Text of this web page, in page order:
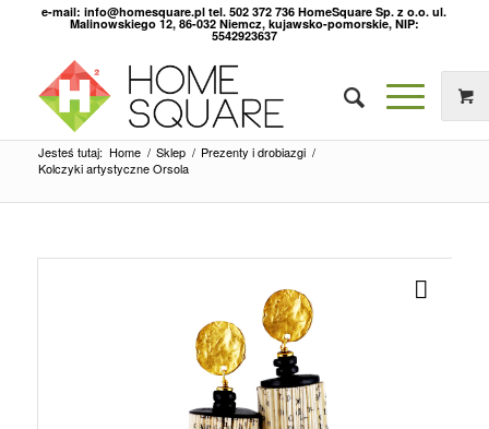
e-mail: info@homesquare.pl tel. 502 372 736 HomeSquare Sp. z o.o. ul.
Malinowskiego 12, 86-032 Niemcz, kujawsko-pomorskie, NIP:
5542923637
Jesteś tutaj: Home / Sklep / Prezenty i drobiazgi /
Kolczyki artystyczne Orsola